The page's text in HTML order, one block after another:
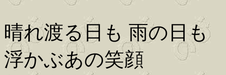
晴れ渡る日も 雨の日も
浮かぶあの笑顔